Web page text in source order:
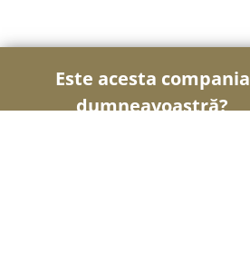
Este acesta compania
dumneavoastră?